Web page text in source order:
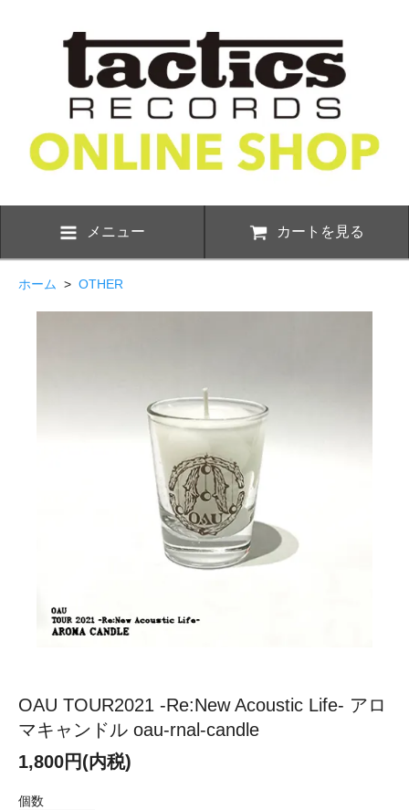
メニュー カートを見る
ホーム > OTHER
OAU TOUR2021 -Re:New Acoustic Life- アロ
マキャンドル oau-rnal-candle
1,800円(内税)
個数